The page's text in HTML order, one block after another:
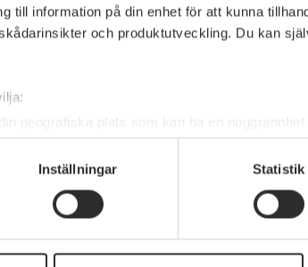
till information på din enhet för att kunna
och produktutveckling. Du kan
geografiska plats som kan ha en noggrannhet
att aktivt skanna den för specifika
uppgifter behandlas och ställ in dina
som helst från cookie-förklaringen.
intygar du att du är 25 år eller äldre.
Inställningar Statistik
luftigt. Vispa äggvitan hårt. Vänd…